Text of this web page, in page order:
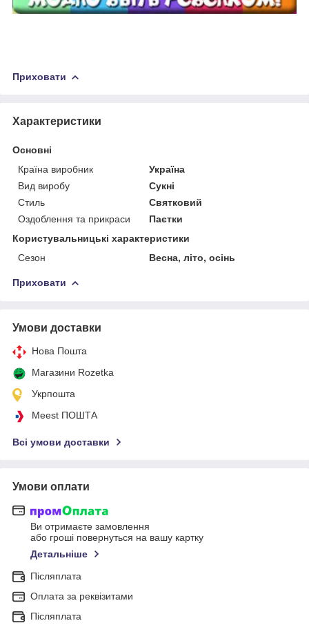
Приховати
Характеристики
Основні
Країна виробник
Україна
Вид виробу
Сукні
Стиль
Святковий
Оздоблення та прикраси
Паєтки
Користувальницькі характеристики
Сезон
Весна, літо, осінь
Приховати
Умови доставки
Нова Пошта
Магазини Rozetka
Укрпошта
Meest ПОШТА
Всі умови доставки
Умови оплати
Ви отримаєте замовлення
або гроші повернуться на вашу картку
Детальніше
Післяплата
Оплата за реквізитами
Післяплата